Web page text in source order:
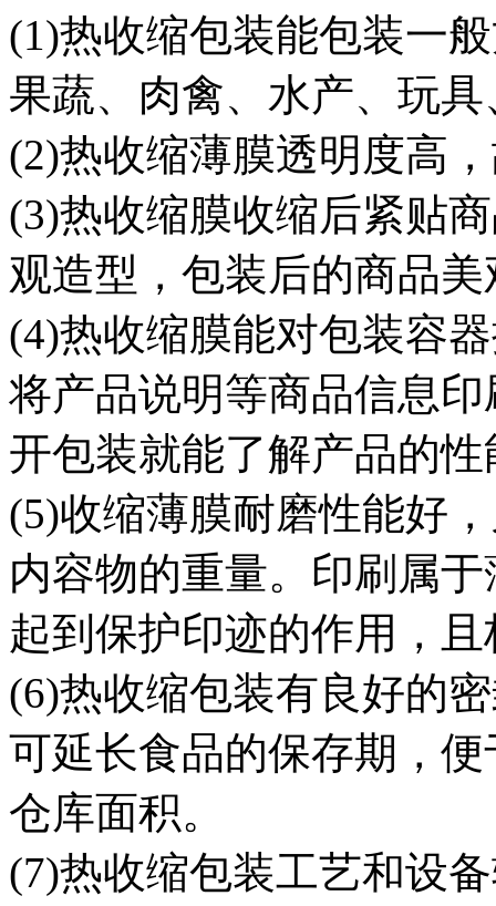
(1)热收缩包装能包装一
果蔬、肉禽、水产、玩
(2)热收缩薄膜透明度高
(3)热收缩膜收缩后紧贴
观造型，包装后的商品美
(4)热收缩膜能对包装容
将产品说明等商品信息
开包装就能了解产品的性
(5)收缩薄膜耐磨性能好
内容物的重量。印刷属
起到保护印迹的作用，
(6)热收缩包装有良好的
可延长食品的保存期，
仓库面积。
(7)热收缩包装工艺和设